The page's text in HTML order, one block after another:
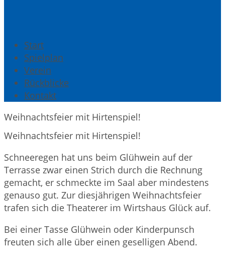
Start
Spielplan
Verein
Rückblicke
Kontakt
Weihnachtsfeier mit Hirtenspiel!
Weihnachtsfeier mit Hirtenspiel!
Schneeregen hat uns beim Glühwein auf der
Terrasse zwar einen Strich durch die Rechnung
gemacht, er schmeckte im Saal aber mindestens
genauso gut. Zur diesjährigen Weihnachtsfeier
trafen sich die Theaterer im Wirtshaus Glück auf.
Bei einer Tasse Glühwein oder Kinderpunsch
freuten sich alle über einen geselligen Abend.